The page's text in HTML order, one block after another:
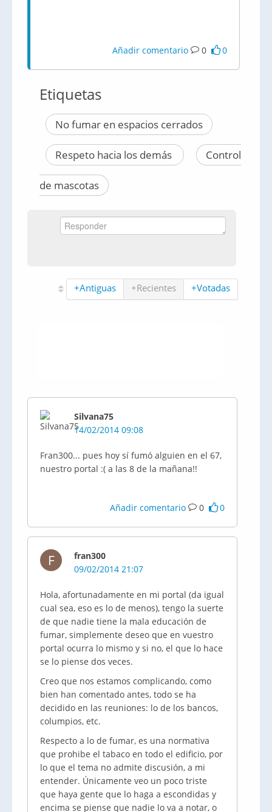
Añadir comentario 0 0
Etiquetas
No fumar en espacios cerrados
Respeto hacia los demás Control
de mascotas
+Antiguas +Recientes +Votadas
Silvana75
14/02/2014 09:08
Fran300... pues hoy sí fumó alguien en el 67,
nuestro portal :( a las 8 de la mañana!!
Añadir comentario 0 0
F
fran300
09/02/2014 21:07
Hola, afortunadamente en mi portal (da igual
cual sea, eso es lo de menos), tengo la suerte
de que nadie tiene la mala educación de
fumar, simplemente deseo que en vuestro
portal ocurra lo mismo y si no, el que lo hace
se lo piense dos veces.
Creo que nos estamos complicando, como
bien han comentado antes, todo se ha
decidido en las reuniones: lo de los bancos,
columpios, etc.
Respecto a lo de fumar, es una normativa
que prohibe el tabaco en todo el edificio, por
lo que el tema no admite discusión, a mi
entender. Únicamente veo un poco triste
que haya gente que lo haga a escondidas y
encima se piense que nadie lo va a notar, o